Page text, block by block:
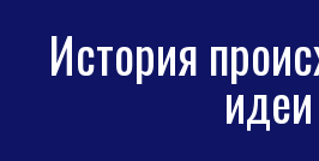
История
идеи